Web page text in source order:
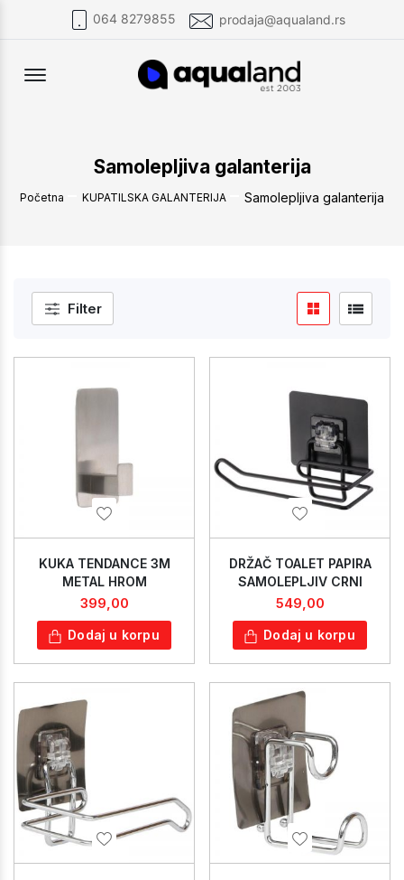
064 8279855 prodaja@aqualand.rs
Offcanvas Menu Open
Samolepljiva galanterija
Početna KUPATILSKA GALANTERIJA Samolepljiva galanterija
Filter
KUKA TENDANCE 3M
METAL HROM
399,00
Dodaj u korpu
DRŽAČ TOALET PAPIRA
SAMOLEPLJIV CRNI
549,00
Dodaj u korpu